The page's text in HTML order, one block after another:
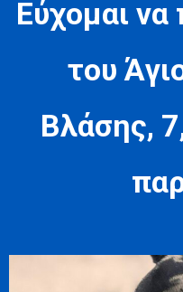
Εύχομαι
του
Βλάσης,